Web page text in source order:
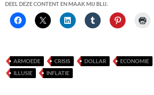
DEEL DEZE CONTENT EN MAAK MIJ BLIJ.
ARMOEDE CRISIS DOLLAR ECONOMIE
ILLUSIE
INFLATIE